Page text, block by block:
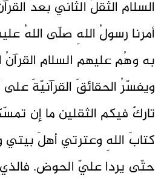
السلام الثقلُ الثاني بعدَ
أمرنا رسولُ اللهِ صلّى اللهُ
به وهُم عليهم السلام القرآنُ
ويفسّرُ الحقائقَ القرآنيّةَ
تاركٌ فيكم الثقلين ما إن
كتابَ اللهِ وعترتي أهلَ بيتي
حتّى يردا عليّ الحوض. فالذي